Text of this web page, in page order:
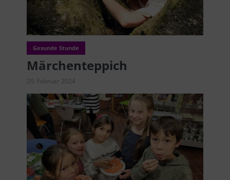
Gesunde Stunde
Märchenteppich
20. Februar 2024